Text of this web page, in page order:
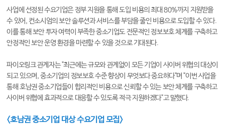
사업에 선정된 수요기업은 정부 지원을 통해 도입 비용의 최대 80%까지 지원받을
수 있어, 컨소시엄의 보안 솔루션과 서비스를 부담을 줄인 비용으로 도입할 수 있다.
이를 통해 보안 투자 여력이 부족한 중소기업도 전문적인 정보보호 체계를 구축하고
안정적인 보안 운영 환경을 마련할 수 있을 것으로 기대된다.
파이오링크 관계자는 "최근에는 규모와 관계없이 모든 기업이 사이버 위협의 대상이
되고 있으며, 중소기업의 정보보호 수준 향상이 무엇보다 중요하다"며 "이번 사업을
통해 호남권 중소기업들이 합리적인 비용으로 신뢰할 수 있는 보안 체계를 구축하고
사이버 위협에 효과적으로 대응할 수 있도록 적극 지원하겠다"고 말했다.
<호남권 중소기업 대상 수요기업 모집>